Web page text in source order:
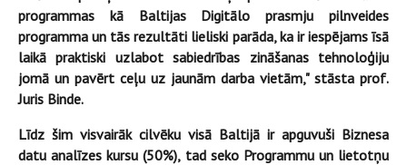
programmas kā Baltijas Digitālo prasmju pilnveides
programma un tās rezultāti lieliski parāda, ka ir iespējams īsā
laikā praktiski uzlabot sabiedrības zināšanas tehnoloģiju
jomā un pavērt ceļu uz jaunām darba vietām," stāsta prof.
Juris Binde.
Līdz šim visvairāk cilvēku visā Baltijā ir apguvuši Biznesa
datu analīzes kursu (50%), tad seko Programmu un lietotņu